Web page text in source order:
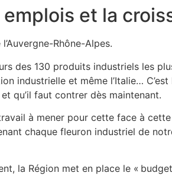
et la
Rhône-Alpes.
des 130 produits industriels les
industrielle et même l’Italie…
qu’il faut contrer dès maintenant.
à mener pour cette face à
chaque fleuron industriel de
la Région met en place le «